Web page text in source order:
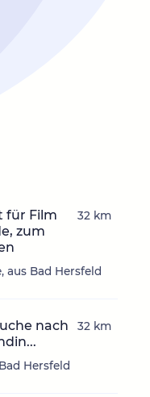
für Film
zum
aus Bad Hersfeld
32 km
nach
Hersfeld
32 km